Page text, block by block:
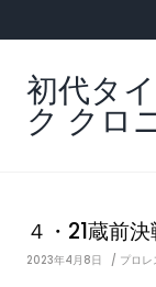
初代タ
ク クロ
４・21蔵前
2023年4月8日 プロレ